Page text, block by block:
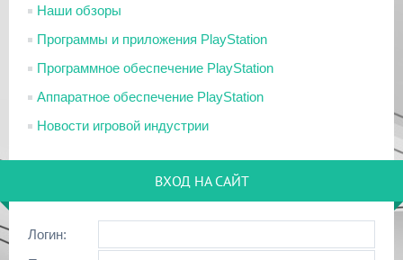
Наши обзоры
Программы и приложения PlayStation
Программное обеспечение PlayStation
Аппаратное обеспечение PlayStation
Новости игровой индустрии
ВХОД НА САЙТ
Логин: